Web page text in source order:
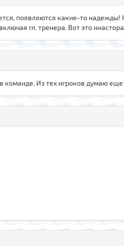
появляются какие-то
гл. тренера. Вот это
команде. Из тех игроков думаю еще